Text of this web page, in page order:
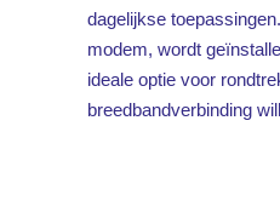
dagelijkse
modem, wordt
ideale optie voor
breedbandverbinding